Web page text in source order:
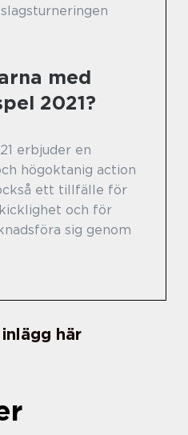
med
2021?
erbjuder en
högoktanig action
ett tillfälle för
och för
sig genom
här